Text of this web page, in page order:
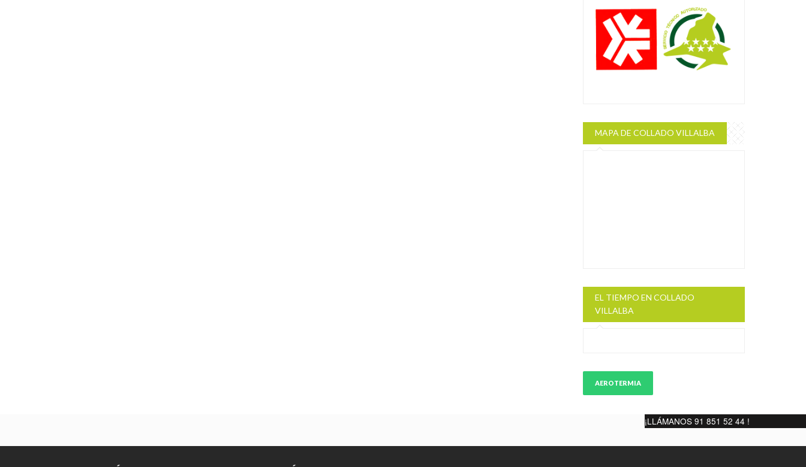
MAPA DE COLLADO VILLALBA
EL TIEMPO EN COLLADO
VILLALBA
AEROTERMIA
¡LLÁMANOS 91 851 52 44 !